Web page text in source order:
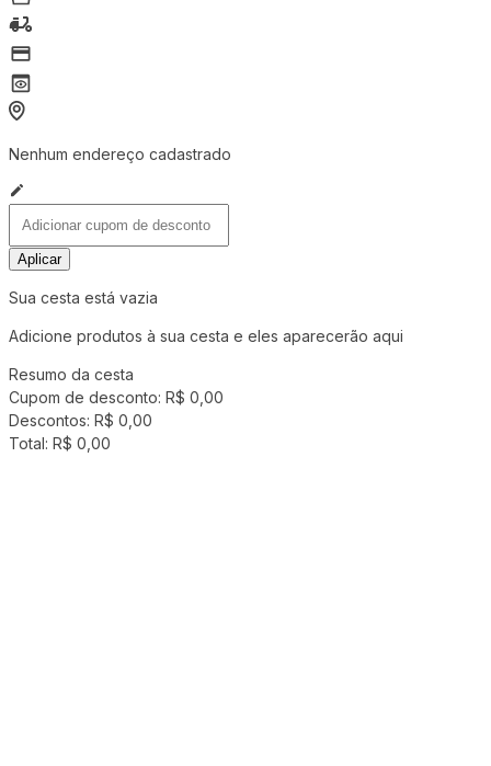
Nenhum endereço cadastrado
Aplicar
Sua cesta está vazia
Adicione produtos à sua cesta e eles aparecerão aqui
Resumo da cesta
Cupom de desconto: R$ 0,00
Descontos: R$ 0,00
Total: R$ 0,00